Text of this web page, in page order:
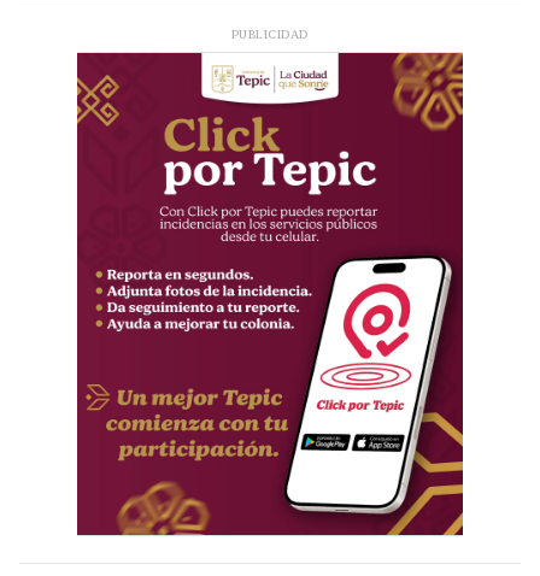
PUBLICIDAD